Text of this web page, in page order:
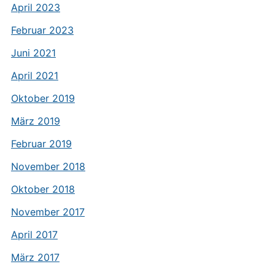
April 2023
Februar 2023
Juni 2021
April 2021
Oktober 2019
März 2019
Februar 2019
November 2018
Oktober 2018
November 2017
April 2017
März 2017